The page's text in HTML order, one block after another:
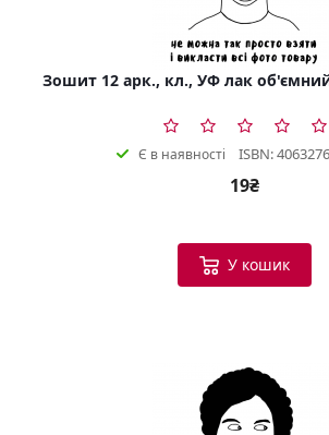
Зошит 12 арк., кл., УФ лак
Є в наявності ISBN:
19₴
У кошик